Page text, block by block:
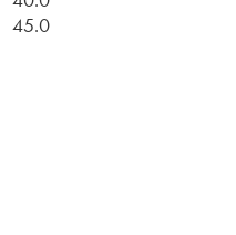
45.0